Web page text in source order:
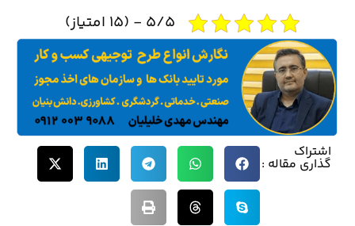
5/5 - (15 امتیاز)
اشتراک
گذاری مقاله :